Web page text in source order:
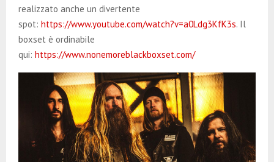
realizzato anche un divertente
spot: https://www.youtube.com/watch?v=a0Ldg3KfK3s. Il
boxset è ordinabile
qui: https://www.nonemoreblackboxset.com/